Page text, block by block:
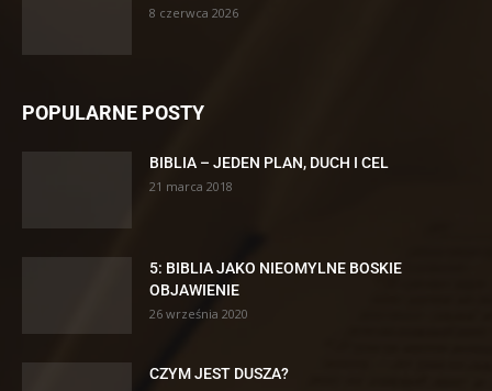
8 czerwca 2026
POPULARNE POSTY
BIBLIA – JEDEN PLAN, DUCH I CEL
21 marca 2018
5: BIBLIA JAKO NIEOMYLNE BOSKIE
OBJAWIENIE
26 września 2020
CZYM JEST DUSZA?